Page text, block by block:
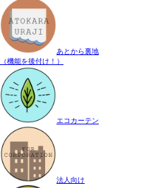
あとから裏地
（機能を後付け！）
エコカーテン
法人向け